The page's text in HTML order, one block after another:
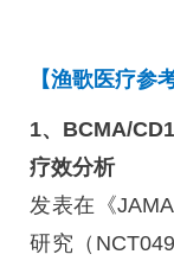
【渔歌医疗参
1、BCMA/
疗效分析
发表在《
研究（